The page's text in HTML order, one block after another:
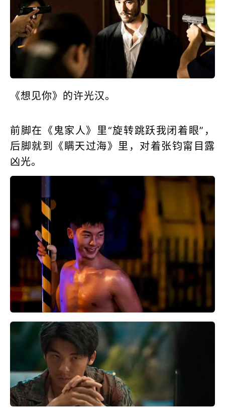
《想见你》的许光汉。
前脚在《鬼家人》里“旋转跳跃我闭着眼”，
后脚就到《瞒天过海》里，对着张钧甯目露
凶光。